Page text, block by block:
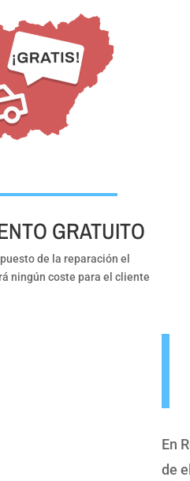
GRATUITO
de la reparación el
ningún coste para el cliente
En
de